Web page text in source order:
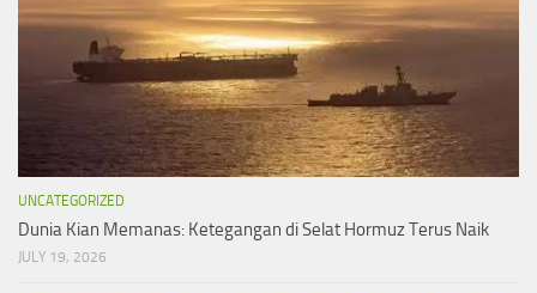
UNCATEGORIZED
Dunia Kian Memanas: Ketegangan di Selat Hormuz Terus Naik
JULY 19, 2026